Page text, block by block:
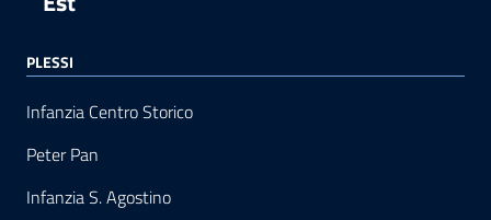
PLESSI
Infanzia Centro Storico
Peter Pan
Infanzia S. Agostino